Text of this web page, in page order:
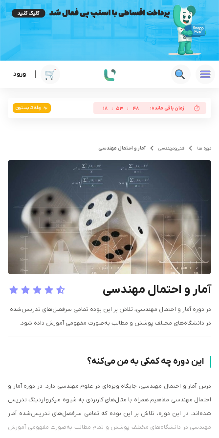
ورود
زمان باقی مانده: 47
:
53
:
18 چله تابستون
دوره ها فنی‌ومهندسی آمار و احتمال مهندسی
آمار و احتمال مهندسی
در دوره آمار و احتمال مهندسی، تلاش بر این بوده تمامی سرفصل‌های تدریس‌شده
در دانشگاه‌های مختلف پوشش و مطالب به‌صورت مفهومی آموزش داده شود.
این دوره چه کمکی به من می‌کنه؟
درس آمار و احتمال مهندسی، جایگاه ویژه‌ای در علوم مهندسی دارد. در دوره آمار و
احتمال مهندسی مفاهیم همراه با مثال‌های کاربردی به شیوه میکرولرنینگ تدریس
شده‌اند. در این دوره، تلاش بر این بوده که تمامی سرفصل‌های تدریس‌شده آمار
مهندسی در دانشگاه‌های مختلف پوشش و تمام مطالب به‌صورت مفهومی آموزش